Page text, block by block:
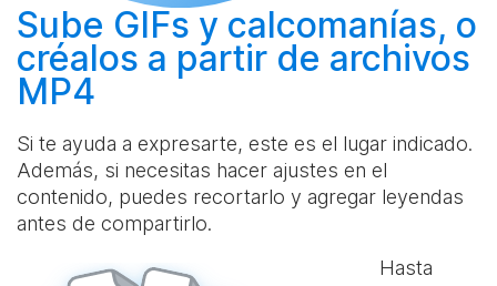
Sube GIFs y calcomanías, o
créalos a partir de archivos
MP4
Si te ayuda a expresarte, este es el lugar indicado.
Además, si necesitas hacer ajustes en el
contenido, puedes recortarlo y agregar leyendas
antes de compartirlo.
Hasta